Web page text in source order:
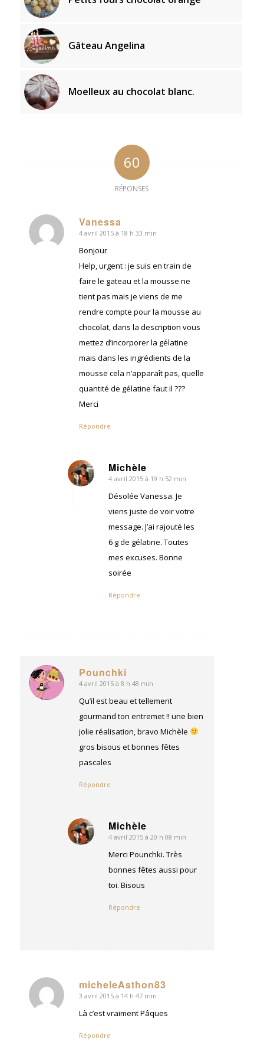
Gâteau Angelina
Moelleux au chocolat blanc.
60
RÉPONSES
Vanessa
dit
:
4 avril 2015 à 18 h 33 min
Bonjour
Help, urgent : je suis en train de
faire le gateau et la mousse ne
tient pas mais je viens de me
rendre compte pour la mousse au
chocolat, dans la description vous
mettez d’incorporer la gélatine
mais dans les ingrédients de la
mousse cela n’apparaît pas, quelle
quantité de gélatine faut il ???
Merci
Répondre
Michèle
dit
4 avril 2015 à 19 h 52 min
Désolée Vanessa. Je
viens juste de voir votre
message. J’ai rajouté les
6 g de gélatine. Toutes
mes excuses. Bonne
soirée
Répondre
Pounchki
dit
:
4 avril 2015 à 8 h 48 min
Qu’il est beau et tellement
gourmand ton entremet !! une bien
jolie réalisation, bravo Michèle
gros bisous et bonnes fêtes
pascales
Répondre
Michèle
dit
4 avril 2015 à 20 h 08 min
Merci Pounchki. Très
bonnes fêtes aussi pour
toi. Bisous
Répondre
micheleAsthon83
dit
3 avril 2015 à 14 h 47 min
Là c’est vraiment Pâques
Répondre